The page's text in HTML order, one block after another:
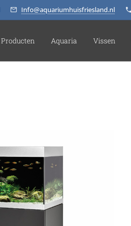
Info@aquariumhuisfriesland.nl
Producten Aquaria Vissen